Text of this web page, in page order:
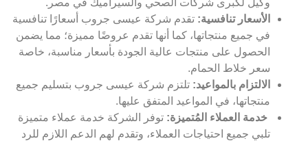
وكيل لكبرى شركات الصحي والسيراميك في مصر.
الأسعار تنافسية: تقدم شركة عيسى جروب أسعارًا تنافسية
في جميع منتجاتها، كما أنها تقدم عروضًا مميزة؛ مما يضمن
الحصول على منتجات عالية الجودة بأسعار مناسبة، خاصة
سعر خلاط الحمام.
الالتزام بالمواعيد: تلتزم شركة عيسى جروب بتسليم جميع
منتجاتها، في المواعيد المتفق عليها.
خدمة العملاء المُتميزة: توفر الشركة خدمة عملاء متميزة
تلبي جميع احتياجات العملاء، وتقدم لهم الدعم اللازم للرد